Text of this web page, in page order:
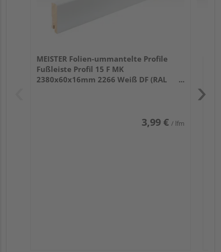
MEISTER Folien-ummantelte Profile
Fußleiste Profil 15 F MK
2380x60x16mm 2266 Weiß DF (RAL
3,99 € / lfm